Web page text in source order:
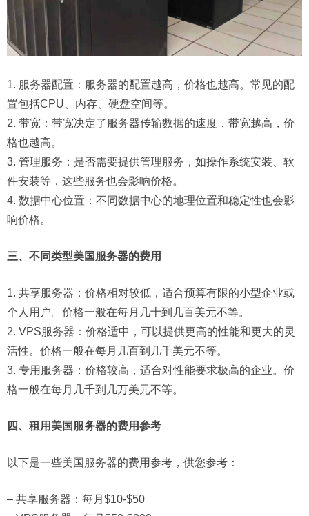
1. 服务器配置：服务器的配置越高，价格也越高。常见的配
置包括CPU、内存、硬盘空间等。
2. 带宽：带宽决定了服务器传输数据的速度，带宽越高，价
格也越高。
3. 管理服务：是否需要提供管理服务，如操作系统安装、软
件安装等，这些服务也会影响价格。
4. 数据中心位置：不同数据中心的地理位置和稳定性也会影
响价格。
三、不同类型美国服务器的费用
1. 共享服务器：价格相对较低，适合预算有限的小型企业或
个人用户。价格一般在每月几十到几百美元不等。
2. VPS服务器：价格适中，可以提供更高的性能和更大的灵
活性。价格一般在每月几百到几千美元不等。
3. 专用服务器：价格较高，适合对性能要求极高的企业。价
格一般在每月几千到几万美元不等。
四、租用美国服务器的费用参考
以下是一些美国服务器的费用参考，供您参考：
– 共享服务器：每月$10-$50